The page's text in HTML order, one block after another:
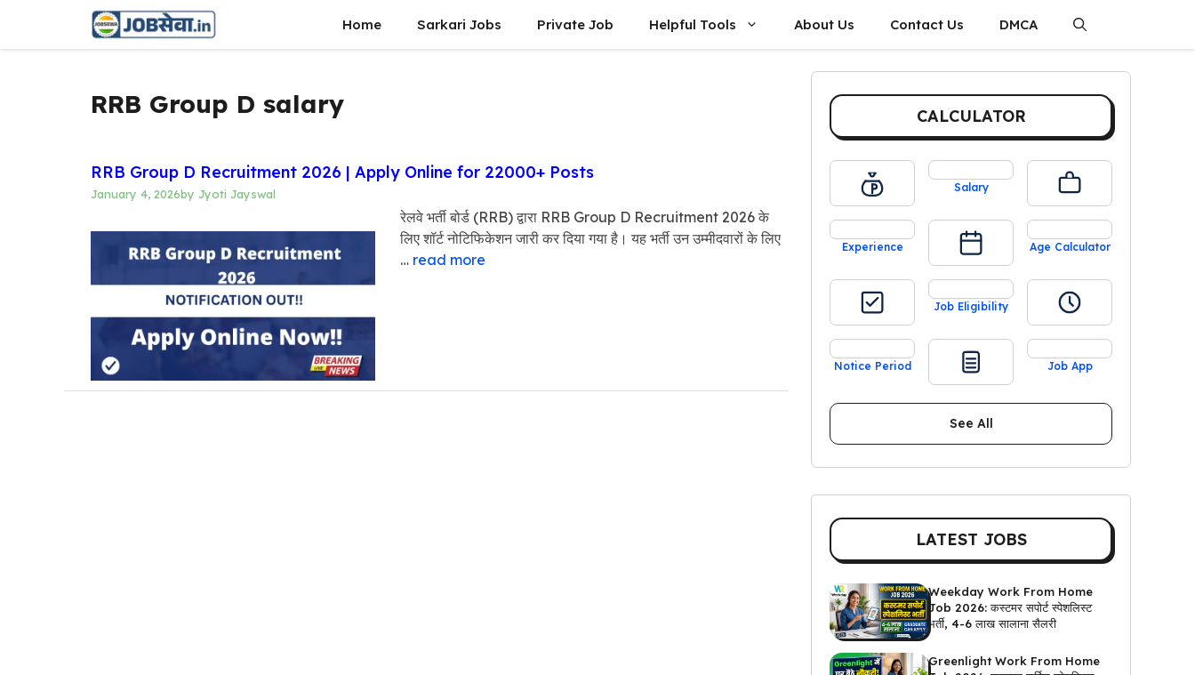
content
Home Sarkari Jobs Private Job Helpful Tools About Us Contact Us DMCA
RRB Group D salary
RRB Group D Recruitment 2026 | Apply Online for 22000+ Posts
January 4, 2026by Jyoti Jayswal
रेलवे भर्ती बोर्ड (RRB) द्वारा RRB Group D Recruitment 2026 के
लिए शॉर्ट नोटिफिकेशन जारी कर दिया गया है। यह भर्ती उन उम्मीदवारों के लिए
… read more
CALCULATOR
Salary
Experience Age Calculator
Job Eligibility
Notice Period Job App
See All
LATEST JOBS
Weekday Work From Home
Job 2026: कस्टमर सपोर्ट स्पेशलिस्ट
भर्ती, 4-6 लाख सालाना सैलरी
Greenlight Work From Home